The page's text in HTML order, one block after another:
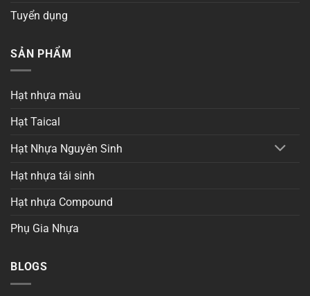
Tuyển dụng
SẢN PHẨM
Hạt nhựa màu
Hạt Taical
Hạt Nhựa Nguyên Sinh
Hạt nhựa tái sinh
Hạt nhựa Compound
Phụ Gia Nhựa
BLOGS